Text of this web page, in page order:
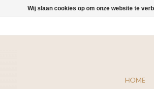
HOME
Wij slaan cookies op om onze website te